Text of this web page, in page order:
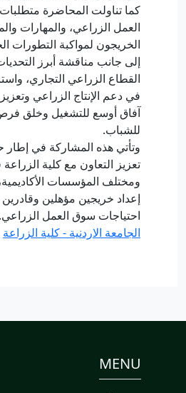
كما تناولت المحاضرة
العمل الزراعي، والمهارات
الخريجون لمواكبة التطورات
إلى جانب مناقشة أبرز
القطاع الزراعي التجاري،
في دعم الإنتاج الزراعي
آفاق أوسع للتشغيل وخلق
للشباب.
وتأتي هذه المشاركة في إطار
تعزيز التعاون مع كلية الزراعة
ومختلف المؤسسات
إعداد خريجين مؤهلين وقادرين
احتياجات سوق العمل الزراعي.
الجامعة الاردنية - كلية الزراعة
MENU